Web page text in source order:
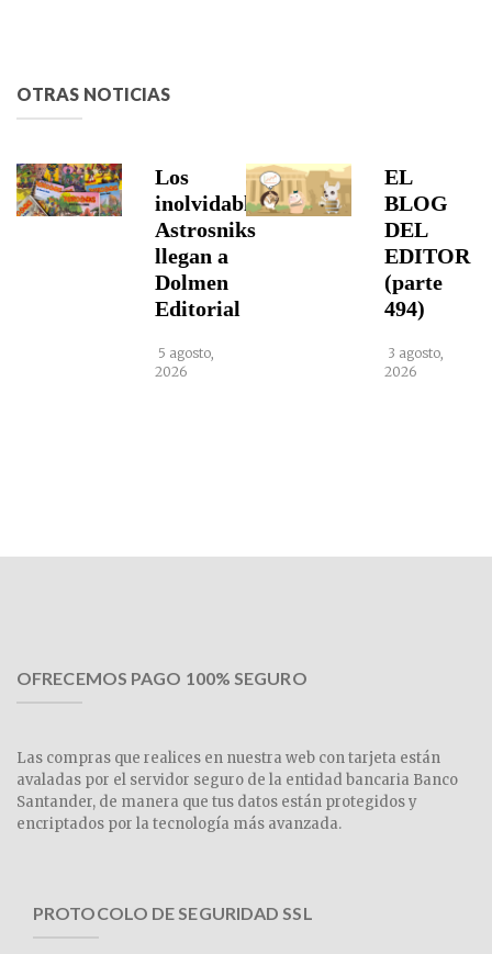
OTRAS NOTICIAS
Los
inolvidables
Astrosniks
llegan a
Dolmen
Editorial
5 agosto,
2026
EL
BLOG
DEL
EDITOR
(parte
494)
3 agosto,
2026
OFRECEMOS PAGO 100% SEGURO
Las compras que realices en nuestra web con tarjeta están
avaladas por el servidor seguro de la entidad bancaria Banco
Santander, de manera que tus datos están protegidos y
encriptados por la tecnología más avanzada.
PROTOCOLO DE SEGURIDAD SSL